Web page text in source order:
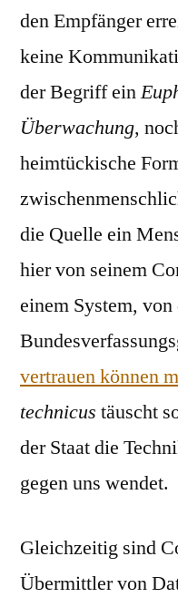
den Empfänger
keine
der Begriff ein
Überwachung,
heimtückische
die Quelle ein
hier von seinem
einem System, von
vertrauen können
technicus täuscht
der Staat die
gegen uns wendet.
Gleichzeitig sind
Übermittler von